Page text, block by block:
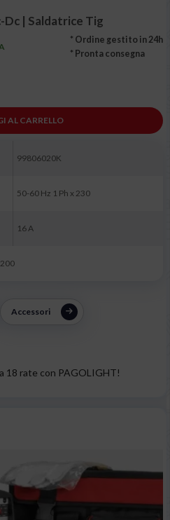
Dc | Saldatrice Tig
* Ordine gestito in 24h
* Pronta consegna
AL CARRELLO
99806020K
50-60 Hz 1 Ph x 230
16 A
Accessori
18 rate con PAGOLIGHT!